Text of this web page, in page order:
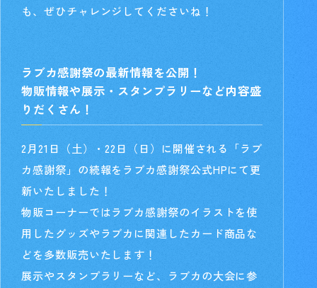
も、ぜひチャレンジしてくださいね！
ラブカ感謝祭の最新情報を公開！
物販情報や展示・スタンプラリーなど内容盛
りだくさん！
2月21日（土）・22日（日）に開催される「ラブ
カ感謝祭」の続報をラブカ感謝祭公式HPにて更
新いたしました！
物販コーナーではラブカ感謝祭のイラストを使
用したグッズやラブカに関連したカード商品な
どを多数販売いたします！
展示やスタンプラリーなど、ラブカの大会に参